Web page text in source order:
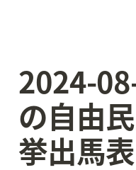
2024-
の自由
挙出馬